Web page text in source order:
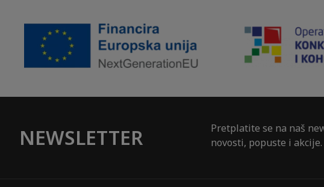
NEWSLETTER
Pretplatite se na naš
novosti, popuste i akcije.